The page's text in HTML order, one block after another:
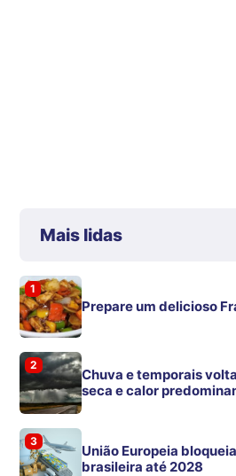
Mais lidas
1
Prepare um delicioso
2
Chuva e temporais
seca e calor
3
União Europeia
brasileira até 2028